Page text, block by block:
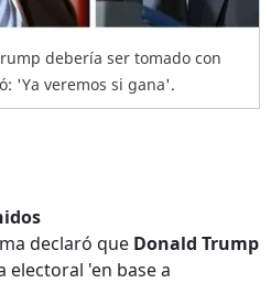
debería ser tomado con
'Ya veremos si gana'.
declaró que Donald Trump
electoral 'en base a